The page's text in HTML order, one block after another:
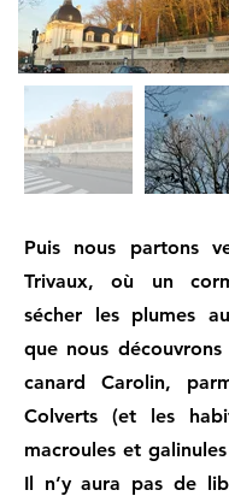
Puis nous partons
Trivaux, où un
sécher les plumes
que nous
canard Carolin,
Colverts (et les
macroules et
Il n’y aura pas de